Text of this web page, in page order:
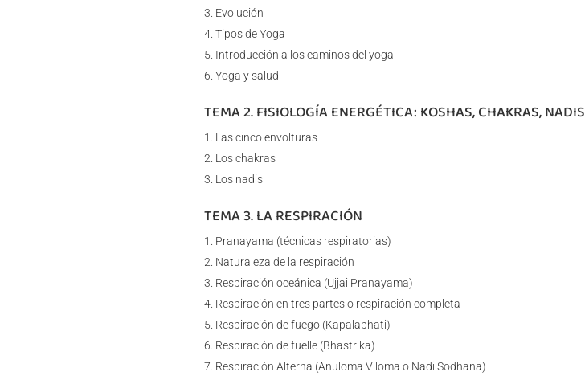
Evolución
Tipos de Yoga
Introducción a los caminos del yoga
Yoga y salud
TEMA 2. FISIOLOGÍA ENERGÉTICA: KOSHAS, CHAKRAS, NADIS
Las cinco envolturas
Los chakras
Los nadis
TEMA 3. LA RESPIRACIÓN
Pranayama (técnicas respiratorias)
Naturaleza de la respiración
Respiración oceánica (Ujjai Pranayama)
Respiración en tres partes o respiración completa
Respiración de fuego (Kapalabhati)
Respiración de fuelle (Bhastrika)
Respiración Alterna (Anuloma Viloma o Nadi Sodhana)